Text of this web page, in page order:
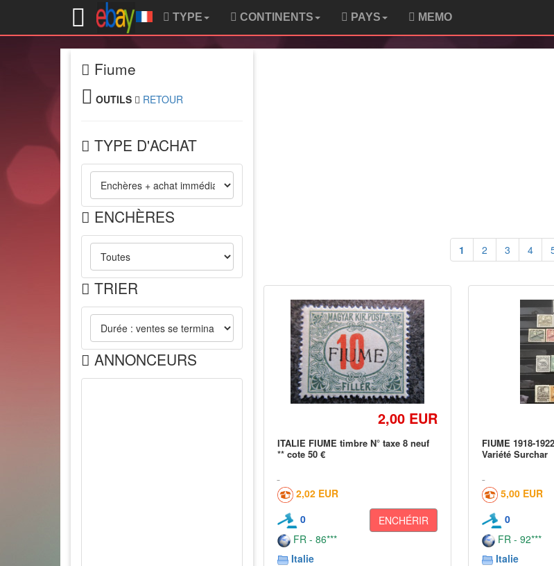
TYPE CONTINENTS PAYS MEMO
Fiume
OUTILS RETOUR
TYPE D'ACHAT
ENCHÈRES
TRIER
ANNONCEURS
1 2 3 4
2,00 EUR
ITALIE FIUME timbre N° taxe 8 neuf
** cote 50 €
2,02 EUR
0
ENCHÉRIR
FR - 86***
Italie
FIUME 1918-
Variété Surchar
5,00 EUR
0
FR - 92***
Italie